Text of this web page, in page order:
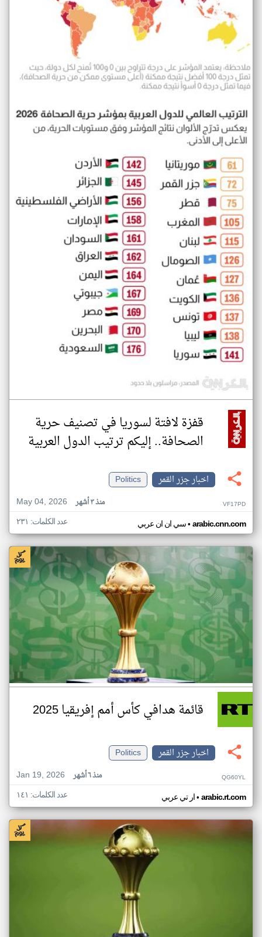
قفزة لافتة لسوريا في تصنيف حرية
الصحافة.. إليكم ترتيب الدول العربية
اخبار جزر القمر
Politics
May 04, 2026
منذ ٣ أشهر VF17PD
سي ان ان عربي• arabic.cnn.com عدد الكلمات: ٢٣١
قائمة هدافي كأس أمم إفريقيا 2025
اخبار جزر القمر
Politics
Jan 19, 2026
منذ ٦ أشهر QG60YL
ار تي عربي• arabic.rt.com عدد الكلمات: ١٤١